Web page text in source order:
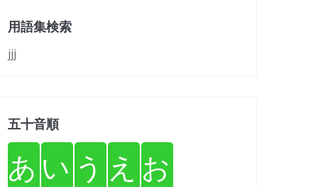
用語集検索
jjj
五十音順
あ い う え お